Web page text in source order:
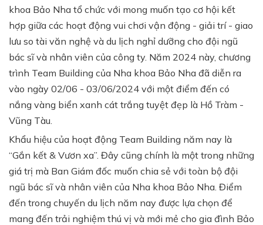
khoa Bảo Nha tổ chức với mong muốn tạo cơ hội kết
hợp giữa các hoạt động vui chơi vận động - giải trí - giao
lưu so tài văn nghệ và du lịch nghỉ dưỡng cho đội ngũ
bác sĩ và nhân viên của công ty. Năm 2024 này, chương
trình Team Building của Nha khoa Bảo Nha đã diễn ra
vào ngày 02/06 - 03/06/2024 với một điểm đến có
nắng vàng biển xanh cát trắng tuyệt đẹp là Hồ Tràm -
Vũng Tàu.
Khẩu hiệu của hoạt động Team Building năm nay là
“Gắn kết & Vươn xa”. Đây cũng chính là một trong những
giá trị mà Ban Giám đốc muốn chia sẻ với toàn bộ đội
ngũ bác sĩ và nhân viên của Nha khoa Bảo Nha. Điểm
đến trong chuyến du lịch năm nay được lựa chọn để
mang đến trải nghiệm thú vị và mới mẻ cho gia đình Bảo